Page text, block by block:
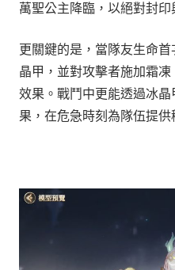
萬聖公主降臨，以絕對封
更關鍵的是，當隊友生命
晶甲，並對攻擊者施加霜
效果。戰鬥中更能透過冰
果，在危急時刻為隊伍提供